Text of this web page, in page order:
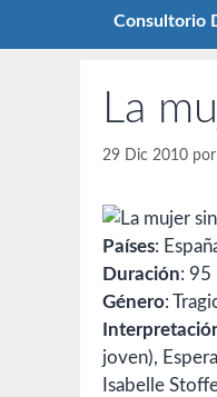
Consultorio
La
29 Dic 2010 por
Países:
Duración: 95
Género:
joven),
Isabelle